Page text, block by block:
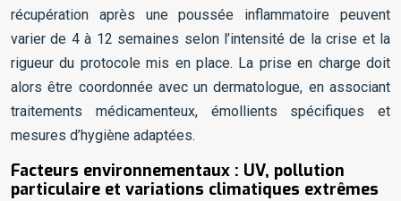
récupération après une poussée inflammatoire peuvent
varier de 4 à 12 semaines selon l’intensité de la crise et la
rigueur du protocole mis en place. La prise en charge doit
alors être coordonnée avec un dermatologue, en associant
traitements médicamenteux, émollients spécifiques et
mesures d’hygiène adaptées.
Facteurs environnementaux : UV, pollution
particulaire et variations climatiques extrêmes